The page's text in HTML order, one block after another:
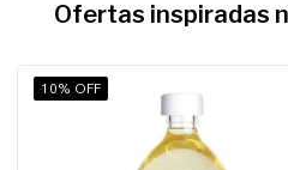
Ofertas inspiradas
10% OFF